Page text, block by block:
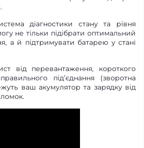
діагностики стану та рівня
не тільки підібрати оптимальний
а й підтримувати батарею у стані
від перевантаження, короткого
під’єднання (зворотна
ваш акумулятор та зарядку від